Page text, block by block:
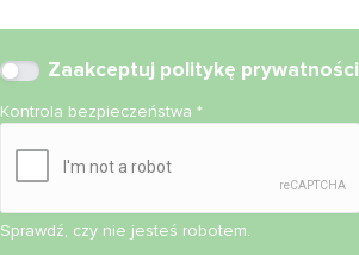
Zaakceptuj politykę prywatności
Kontrola bezpieczeństwa*
Sprawdź, czy nie jesteś robotem.